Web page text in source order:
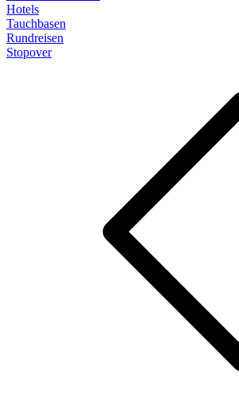
Hotels
Tauchbasen
Rundreisen
Stopover